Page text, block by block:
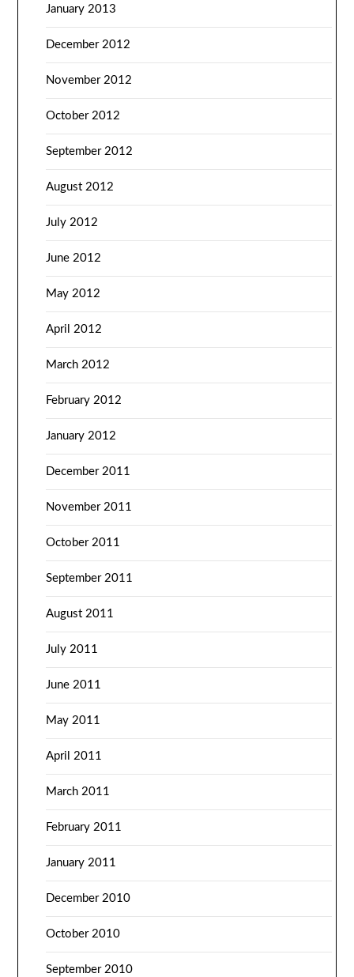
January 2013
December 2012
November 2012
October 2012
September 2012
August 2012
July 2012
June 2012
May 2012
April 2012
March 2012
February 2012
January 2012
December 2011
November 2011
October 2011
September 2011
August 2011
July 2011
June 2011
May 2011
April 2011
March 2011
February 2011
January 2011
December 2010
October 2010
September 2010